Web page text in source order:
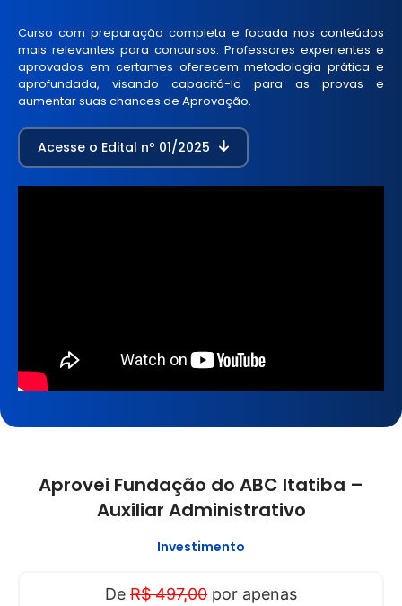
Curso com preparação completa e focada nos conteúdos
mais relevantes para concursos. Professores experientes e
aprovados em certames oferecem metodologia prática e
aprofundada, visando capacitá-lo para as provas e
aumentar suas chances de Aprovação.
Acesse o Edital nº 01/2025
Aprovei Fundação do ABC Itatiba –
Auxiliar Administrativo
Investimento
De R$ 497,00 por apenas